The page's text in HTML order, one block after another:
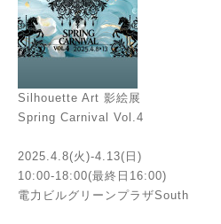
Silhouette Art 影絵展
Spring Carnival Vol.4
2025.4.8(火)-4.13(日)
10:00-18:00(最終日16:00)
電力ビルグリーンプラザSouth